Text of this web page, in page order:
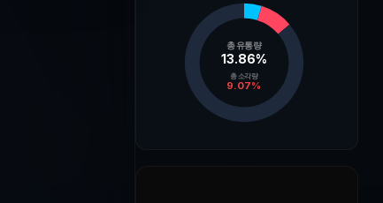
총 유통량
13.86%
총 소각량
9.07%